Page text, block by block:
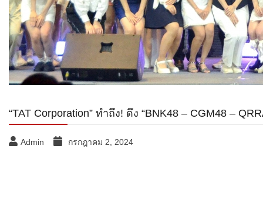
“TAT Corporation” ทำถึง! ดึง “BNK48 – CGM48 –
Admin กรกฎาคม 2, 2024